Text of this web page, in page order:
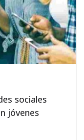
sociales
jóvenes